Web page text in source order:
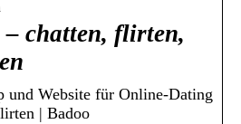
chatten, flirten,
und Website für Online-Dating
| Badoo